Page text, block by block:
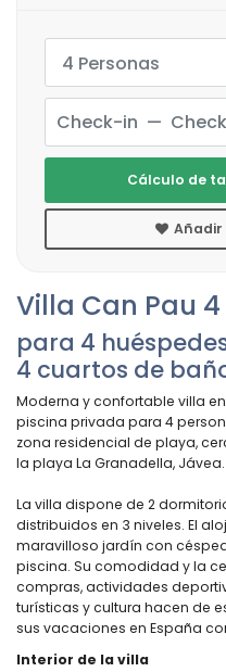
Villa Can Pau
para 4
4 cuartos de
Moderna y confortable villa
piscina privada para 4
zona residencial de playa,
la playa La Granadella, Jávea.
La villa dispone de 2
distribuidos en 3 niveles. El
maravilloso jardín con
piscina. Su comodidad y la
compras, actividades
turísticas y cultura hacen de
sus vacaciones en España
Interior de la villa
4 Personas
Cálculo de
Añadir